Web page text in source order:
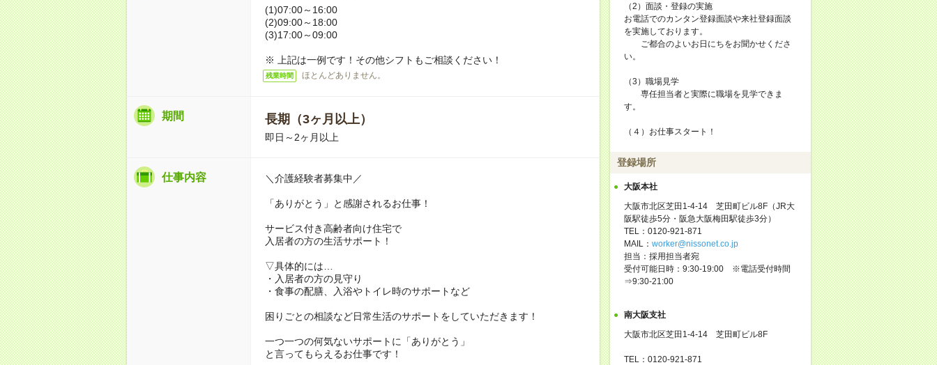
(1)07:00～16:00
(2)09:00～18:00
(3)17:00～09:00
※ 上記は一例です！その他シフトもご相談ください！
残業時間 ほとんどありません。
期間 長期（3ヶ月以上）
即日～2ヶ月以上
仕事内容 ＼介護経験者募集中／
「ありがとう」と感謝されるお仕事！
サービス付き高齢者向け住宅で
入居者の方の生活サポート！
▽具体的には…
・入居者の方の見守り
・食事の配膳、入浴やトイレ時のサポートなど
困りごとの相談など日常生活のサポートをしていただきます！
一つ一つの何気ないサポートに「ありがとう」
と言ってもらえるお仕事です！
（2）面談・登録の実施
お電話でのカンタン登録面談や来社登録面談
を実施しております。
ご都合のよいお日にちをお聞かせくださ
い。
（3）職場見学
専任担当者と実際に職場を見学できま
す。
（４）お仕事スタート！
登録場所
大阪本社
大阪市北区芝田1-4-14 芝田町ビル8F（JR大
阪駅徒歩5分・阪急大阪梅田駅徒歩3分）
TEL：0120-921-871
MAIL： worker@nissonet.co.jp
担当：採用担当者宛
受付可能日時：9:30-19:00 ※電話受付時間
⇒9:30-21:00
南大阪支社
大阪市北区芝田1-4-14 芝田町ビル8F
TEL：0120-921-871